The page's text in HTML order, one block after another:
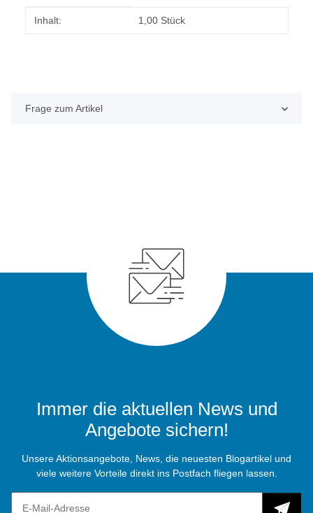
Produkteigenschaft
Wert
Inhalt: 1,00 Stück
Frage zum Artikel
Immer die aktuellen News und
Angebote sichern!
Unsere Aktionsangebote, News, die neuesten Blogartikel und
viele weitere Vorteile direkt ins Postfach fliegen lassen.